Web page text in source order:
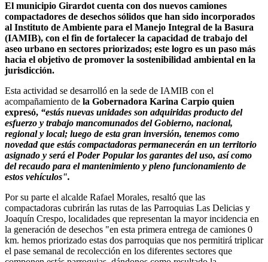
El municipio Girardot cuenta con dos nuevos camiones
compactadores de desechos sólidos que han sido incorporados
al Instituto de Ambiente para el Manejo Integral de la Basura
(IAMIB), con el fin de fortalecer la capacidad de trabajo del
aseo urbano en sectores priorizados; este logro es un paso más
hacia el objetivo de promover la sostenibilidad ambiental en la
jurisdicción.
Esta actividad se desarrolló en la sede de IAMIB con el
acompañamiento de la Gobernadora Karina Carpio quien
expresó, “estás nuevas unidades son adquiridas producto del
esfuerzo y trabajo mancomunados del Gobierno, nacional,
regional y local; luego de esta gran inversión, tenemos como
novedad que estás compactadoras permanecerán en un territorio
asignado y será el Poder Popular los garantes del uso, así como
del recaudo para el mantenimiento y pleno funcionamiento de
estos vehículos".
Por su parte el alcalde Rafael Morales, resaltó que las
compactadoras cubrirán las rutas de las Parroquias Las Delicias y
Joaquín Crespo, localidades que representan la mayor incidencia en
la generación de desechos "en esta primera entrega de camiones 0
km. hemos priorizado estas dos parroquias que nos permitirá triplicar
el pase semanal de recolección en los diferentes sectores que